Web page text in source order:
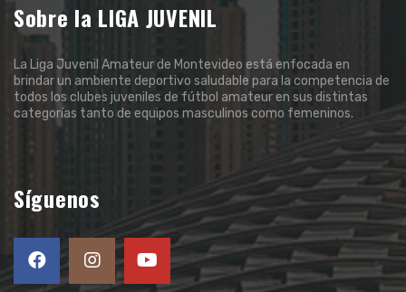
Sobre la LIGA JUVENIL
La Liga Juvenil Amateur de Montevideo está enfocada en
brindar un ambiente deportivo saludable para la competencia de
todos los clubes juveniles de fútbol amateur en sus distintas
categorías tanto de equipos masculinos como femeninos.
Síguenos